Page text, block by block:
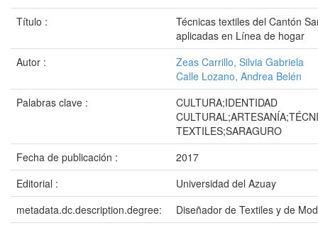
Título :
Técnicas textiles del Cantón
aplicadas en Línea de hogar
Autor :
Zeas Carrillo, Silvia Gabriela
Calle Lozano, Andrea Belén
Palabras clave :
CULTURA;IDENTIDAD
TEXTILES;SARAGURO
Fecha de publicación :
2017
Editorial :
Universidad del Azuay
metadata.dc.description.degree:
Diseñador de Textiles y de